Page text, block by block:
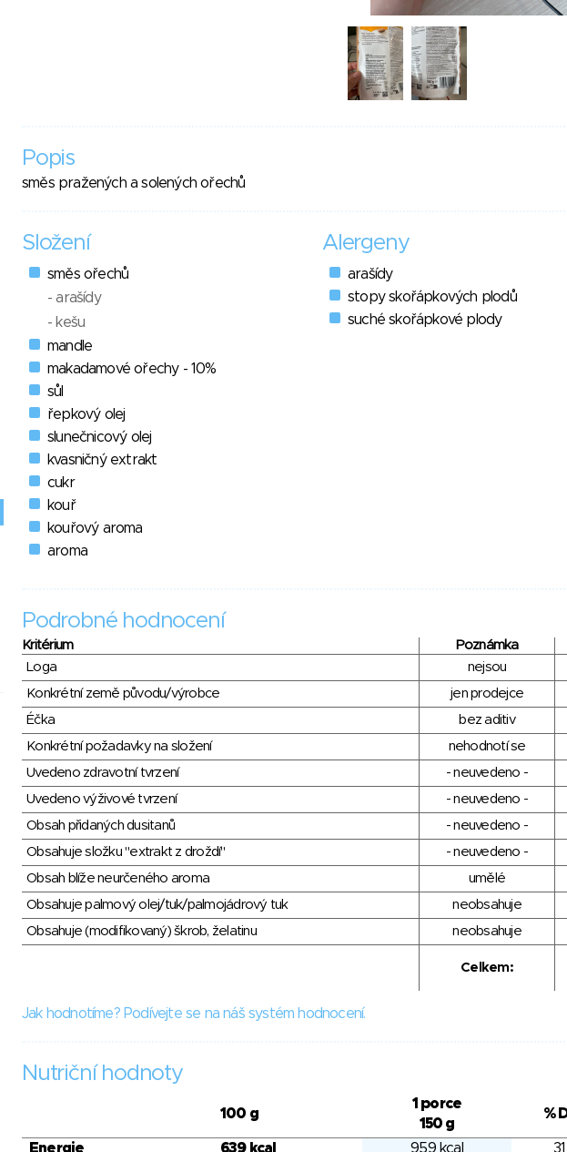
Popis
směs pražených a solených ořechů
Složení
směs ořechů
- arašídy
- kešu
mandle
makadamové ořechy - 10%
sůl
řepkový olej
slunečnicový olej
kvasničný extrakt
cukr
kouř
kouřový aroma
aroma
Alergeny
arašídy
stopy skořápkových plodů
suché skořápkové plody
Podrobné hodnocení
Kritérium Poznámka
Loga
nejsou
Konkrétní země původu/výrobce
jen prodejce
Éčka
bez aditiv
Konkrétní požadavky na složení
nehodnotí se
Uvedeno zdravotní tvrzení
- neuvedeno -
Uvedeno výživové tvrzení
- neuvedeno -
Obsah přidaných dusitanů
- neuvedeno -
Obsahuje složku "extrakt z droždí"
- neuvedeno -
Obsah blíže neurčeného aroma
umělé
Obsahuje palmový olej/tuk/palmojádrový tuk
neobsahuje
Obsahuje (modifikovaný) škrob, želatinu
neobsahuje
Celkem:
Jak hodnotíme? Podívejte se na náš systém hodnocení.
Nutriční hodnoty
100 g
1 porce
150 g
%
Energie 639 kcal 959 kcal